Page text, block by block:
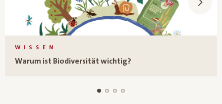
WISSEN
Warum ist Biodiversität wichtig?